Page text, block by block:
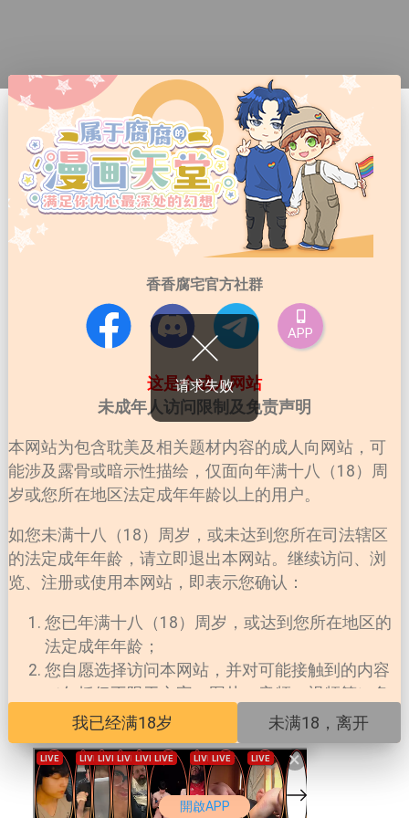
開啟APP
香香腐宅官方社群
APP
这是个成人网站
未成年人访问限制及免责声明
本网站为包含耽美及相关题材内容的成人向网站，可
能涉及露骨或暗示性描绘，仅面向年满十八（18）周
岁或您所在地区法定成年年龄以上的用户。
如您未满十八（18）周岁，或未达到您所在司法辖区
的法定成年年龄，请立即退出本网站。继续访问、浏
览、注册或使用本网站，即表示您确认：
您已年满十八（18）周岁，或达到您所在地区的
法定成年年龄；
您自愿选择访问本网站，并对可能接触到的内容
（包括但不限于文字、图片、音频、视频等）负
责；
您所在地区法律允许您访问此类内容；
本网站对未成年人擅自访问所产生的一切法律后
果不承担任何责任。
我已经满18岁 未满18，离开
×
请求失败